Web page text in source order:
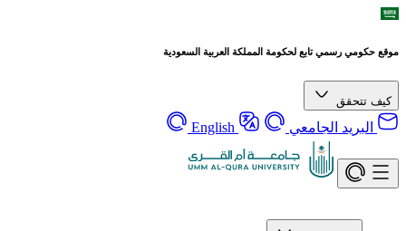
تابع لحكومة المملكة العربية السعودية
الجامعي English